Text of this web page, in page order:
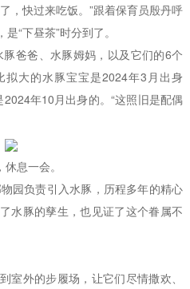
，快过来吃饭。”跟着保育员殷丹呼
“下昼茶”时分到了。
爸爸、水豚姆妈，以及它们的6个
拟大的水豚宝宝是2024年3月出身
年10月出身的。“这照旧是配偶
息一会。
园负责引入水豚，历程多年的精心
水豚的孳生，也见证了这个眷属不
室外的步履场，让它们尽情撒欢、